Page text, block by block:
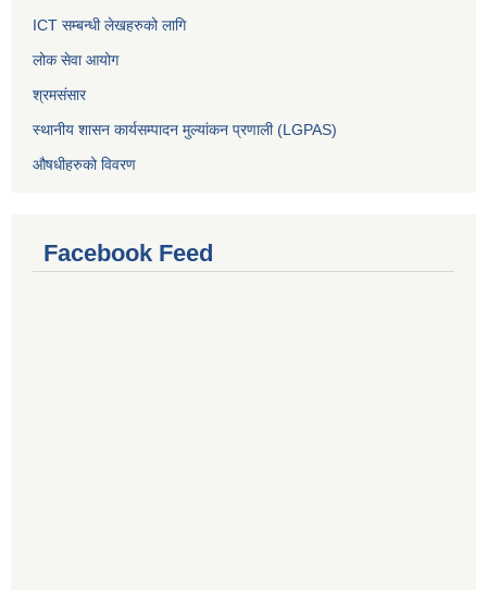
ICT सम्बन्धी लेखहरुको लागि
लोक सेवा आयोग
श्रमसंसार
स्थानीय शासन कार्यसम्पादन मुल्यांकन प्रणाली (LGPAS)
औषधीहरुको विवरण
Facebook Feed